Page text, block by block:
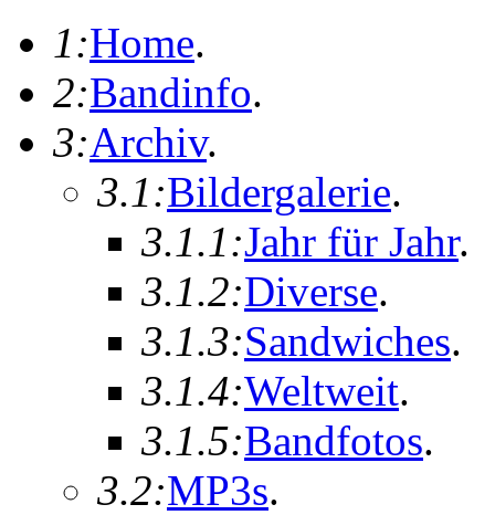
1:Home.
2:Bandinfo.
3:Archiv.
3.1:Bildergalerie.
3.1.1:Jahr für Jahr.
3.1.2:Diverse.
3.1.3:Sandwiches.
3.1.4:Weltweit.
3.1.5:Bandfotos.
3.2:MP3s.